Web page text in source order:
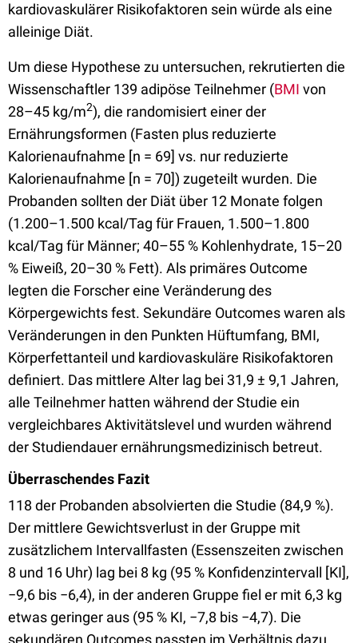
kardiovaskulärer Risikofaktoren sein würde als eine
alleinige Diät.
Um diese Hypothese zu untersuchen, rekrutierten die
Wissenschaftler 139 adipöse Teilnehmer (BMI von
28–45 kg/m2), die randomisiert einer der
Ernährungsformen (Fasten plus reduzierte
Kalorienaufnahme [n = 69] vs. nur reduzierte
Kalorienaufnahme [n = 70]) zugeteilt wurden. Die
Probanden sollten der Diät über 12 Monate folgen
(1.200–1.500 kcal/Tag für Frauen, 1.500–1.800
kcal/Tag für Männer; 40–55 % Kohlenhydrate, 15–20
% Eiweiß, 20–30 % Fett). Als primäres Outcome
legten die Forscher eine Veränderung des
Körpergewichts fest. Sekundäre Outcomes waren als
Veränderungen in den Punkten Hüftumfang, BMI,
Körperfettanteil und kardiovaskuläre Risikofaktoren
definiert. Das mittlere Alter lag bei 31,9 ± 9,1 Jahren,
alle Teilnehmer hatten während der Studie ein
vergleichbares Aktivitätslevel und wurden während
der Studiendauer ernährungsmedizinisch betreut.
Überraschendes Fazit
118 der Probanden absolvierten die Studie (84,9 %).
Der mittlere Gewichtsverlust in der Gruppe mit
zusätzlichem Intervallfasten (Essenszeiten zwischen
8 und 16 Uhr) lag bei 8 kg (95 % Konfidenzintervall [KI],
−9,6 bis −6,4), in der anderen Gruppe fiel er mit 6,3 kg
etwas geringer aus (95 % KI, −7,8 bis −4,7). Die
sekundären Outcomes passten im Verhältnis dazu,